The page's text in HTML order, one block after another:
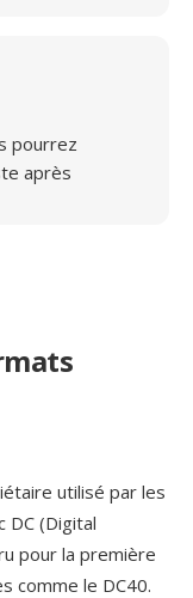
pourrez
après
utilisé par les
DC (Digital
pour la première
comme le DC40.